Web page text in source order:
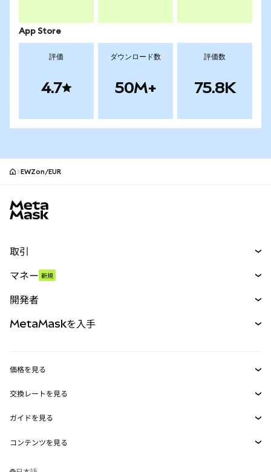
App Store
評価
4.7
ダウンロード数
50M+
評価数
75.8K
EWZon/EUR
取引
パーペチュアル
RWA
マネー 新規
開発者
MetaMask Connect
Snaps
Web3サービス
MetaMaskを入手
セキュリティ
サポート
キャリア
価格を見る
イーサリアムの価格
Solanaの価格
交換レートを見る
ETH→USD
USDT→INR
ガイドを見る
ETHの購入
コンテンツを見る